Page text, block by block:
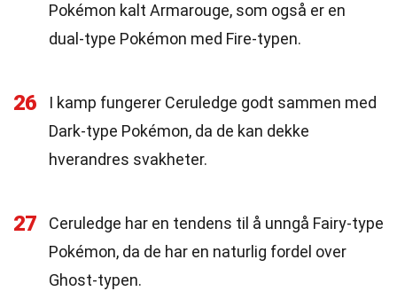
Pokémon kalt Armarouge, som også er en
dual-type Pokémon med Fire-typen.
26
I kamp fungerer Ceruledge godt sammen med
Dark-type Pokémon, da de kan dekke
hverandres svakheter.
27
Ceruledge har en tendens til å unngå Fairy-type
Pokémon, da de har en naturlig fordel over
Ghost-typen.